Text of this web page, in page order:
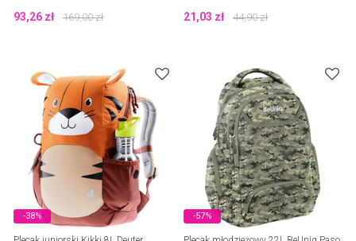
93,26 zł 169,00zł 21,03 zł 44,90zł
-38% -57%